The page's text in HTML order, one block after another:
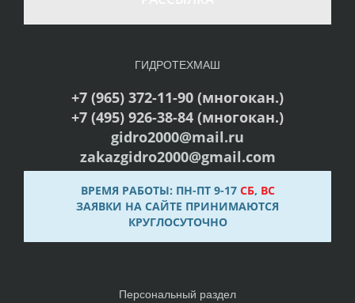
ГИДРОТЕХМАШ
+7 (965) 372-11-90 (многокан.)
+7 (495) 926-38-84 (многокан.)
gidro2000@mail.ru
zakazgidro2000@gmail.com
ВРЕМЯ РАБОТЫ: ПН-ПТ 9-17 СБ, ВС
ЗАЯВКИ НА САЙТЕ ПРИНИМАЮТСЯ
КРУГЛОСУТОЧНО
Персональный раздел